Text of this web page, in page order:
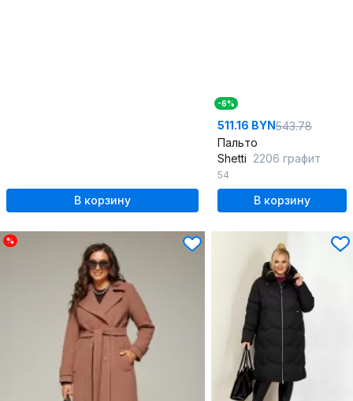
В корзину
-6%
511.16 BYN543.78
Пальто
Shetti 2206 графит
54
В корзину
%